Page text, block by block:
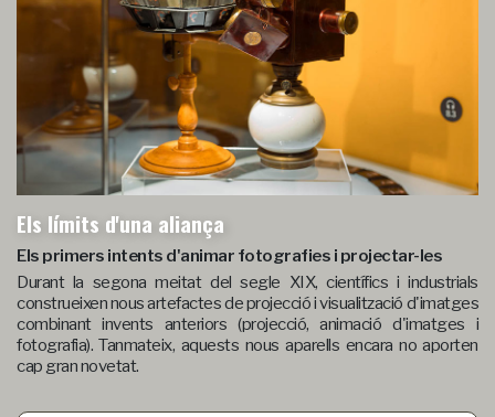
Els límits d'una aliança
Els primers intents d'animar fotografies i projectar-les
Durant la segona meitat del segle XIX, científics i industrials
construeixen nous artefactes de projecció i visualització d'imatges
combinant invents anteriors (projecció, animació d'imatges i
fotografia). Tanmateix, aquests nous aparells encara no aporten
cap gran novetat.